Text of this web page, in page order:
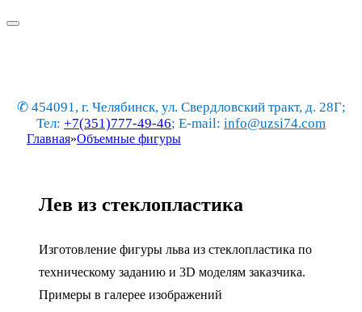
✆ 454091, г. Челябинск, ул. Свердловский тракт, д. 28Г;
Тел: +7(351)777-49-46; E-mail: info@uzsi74.com
Главная»Объемные фигуры
Лев из стеклопластика
Изготовление фигуры льва из стеклопластика по
техническому заданию и 3D моделям заказчика.
Примеры в галерее изображений